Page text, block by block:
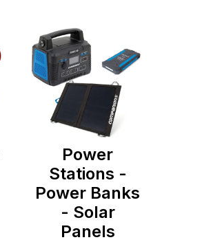
Power
Stations -
Power Banks
- Solar
Panels